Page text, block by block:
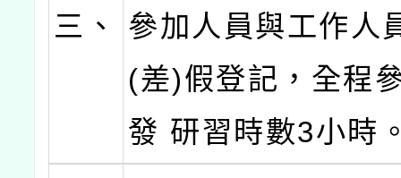
三、
參加人員與工作人
(差)假登記，全程
發 研習時數3小時